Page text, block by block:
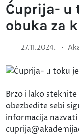
Ćuprija- u
obuka za
27.11.2024. •
Brzo i lako
obezbedite sebi
informacija